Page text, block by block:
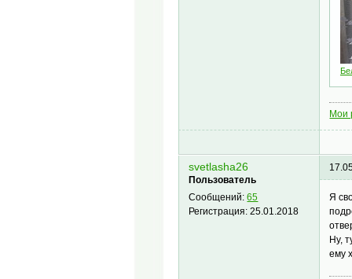
Мои
svetlasha26
Пользователь
Сообщений:65
Регистрация:25.01.2018
Я
Ну,
ему